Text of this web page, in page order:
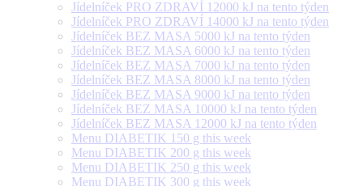
Jídelníček PRO ZDRAVÍ 12000 kJ na tento týden
Jídelníček PRO ZDRAVÍ 14000 kJ na tento týden
Jídelníček BEZ MASA 5000 kJ na tento týden
Jídelníček BEZ MASA 6000 kJ na tento týden
Jídelníček BEZ MASA 7000 kJ na tento týden
Jídelníček BEZ MASA 8000 kJ na tento týden
Jídelníček BEZ MASA 9000 kJ na tento týden
Jídelníček BEZ MASA 10000 kJ na tento týden
Jídelníček BEZ MASA 12000 kJ na tento týden
Menu DIABETIK 150 g this week
Menu DIABETIK 200 g this week
Menu DIABETIK 250 g this week
Menu DIABETIK 300 g this week